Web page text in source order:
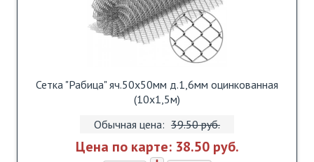
Сетка "Рабица" яч.50х50мм д.1,6мм оцинкованная
(10х1,5м)
Обычная цена: 39.50 pуб.
Цена по карте: 38.50 pуб.